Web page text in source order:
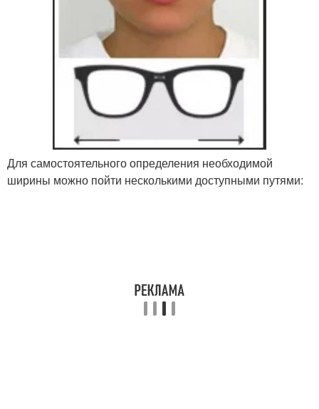
Для самостоятельного определения необходимой
ширины можно пойти несколькими доступными путями: